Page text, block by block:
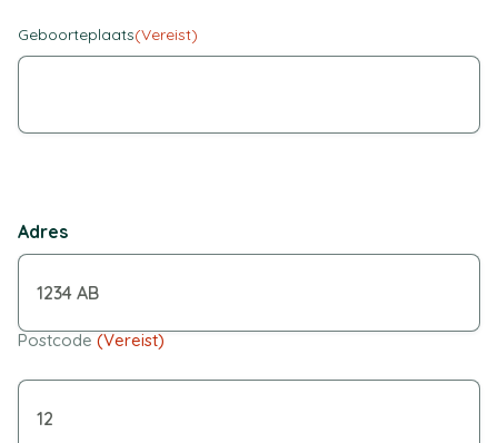
Geboorteplaats(Vereist)
Adres
Postcode (Vereist)